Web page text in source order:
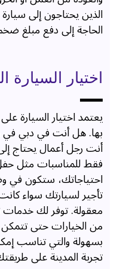
الذين يحتاجون إلى
الحاجة إلى دفع مبلغ
اختيار السيارة
يعتمد اختيار السيارة
بها. هل أنت في دبي
أنت رجل أعمال يحتاج
فقط للمناسبات مثل
احتياجاتك، ستكون
تأجير لسيارتك سواء
معقولة. توفر لك خدمات
من الخيارات حتى تتمكن
بسهولة والتي تناسب
تجربة المدينة على